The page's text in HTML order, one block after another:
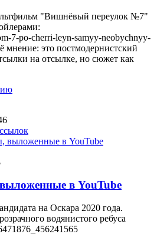
"Вишнёвый переулок №7"
7-po-cherri-leyn-samyy-neobychnyy-
это постмодернистский
на отсылке, но сюжет как
выложенные в YouTube
в YouTube
на Оскара 2020 года.
водянистого ребуса